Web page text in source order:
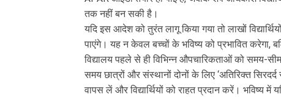
तक नहीं बन सकी है।
यदि इस आदेश को तुरंत लागू किया गया तो लाखों
पाएंगे। यह न केवल बच्चों के भविष्य को प्रभावित करेगा,
विद्यालय पहले से ही विभिन्न औपचारिकताओं को समय-
समय छात्रों और संस्थानों दोनों के लिए ‘अतिरिक्त
वापस लें और विद्यार्थियों को राहत प्रदान करें। भविष्य